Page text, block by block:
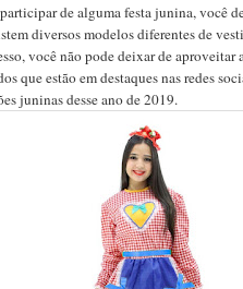
de alguma festa junina, você
diversos modelos diferentes de
você não pode deixar de aproveitar
que estão em destaques nas redes
juninas desse ano de 2019.